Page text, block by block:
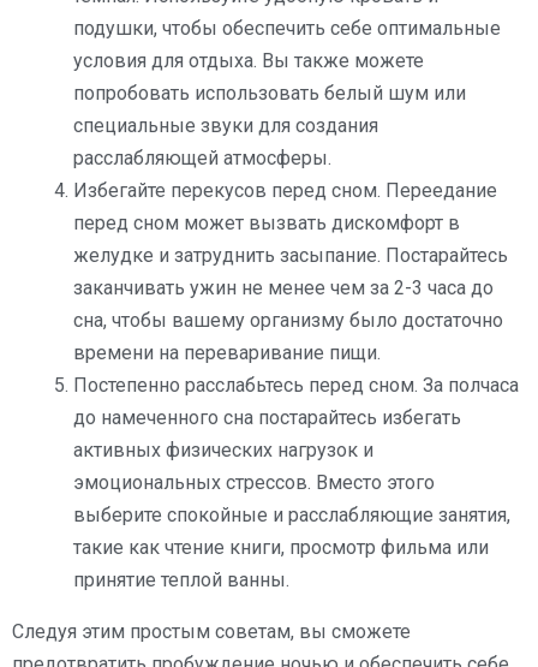
подушки, чтобы обеспечить себе оптимальные
условия для отдыха. Вы также можете
попробовать использовать белый шум или
специальные звуки для создания
расслабляющей атмосферы.
Избегайте перекусов перед сном. Переедание
перед сном может вызвать дискомфорт в
желудке и затруднить засыпание. Постарайтесь
заканчивать ужин не менее чем за 2-3 часа до
сна, чтобы вашему организму было достаточно
времени на переваривание пищи.
Постепенно расслабьтесь перед сном. За полчаса
до намеченного сна постарайтесь избегать
активных физических нагрузок и
эмоциональных стрессов. Вместо этого
выберите спокойные и расслабляющие занятия,
такие как чтение книги, просмотр фильма или
принятие теплой ванны.
Следуя этим простым советам, вы сможете